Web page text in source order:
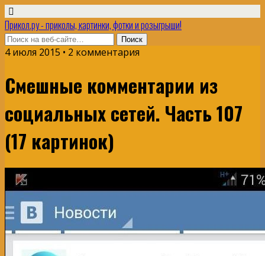
Прикол.ру - приколы, картинки, фотки и розыгрыши!
4 июля 2015 • 2 комментария
Смешные комментарии из
социальных сетей. Часть 107
(17 картинок)